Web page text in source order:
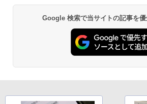
Google 検索で当サイトの記事を